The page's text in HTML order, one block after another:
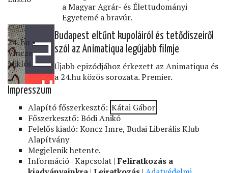
a Magyar Agrár- és Élettudományi
Egyetemé a bravúr.
24․hu •
Vincze
Miklós
Budapest eltűnt kupoláiról és tetődíszeiről
szól az Animatiqua legújabb ﬁlmje
Újabb epizódjához érkezett az Animatiqua és
a 24.hu közös sorozata. Premier.
Impresszum
Alapító főszerkesztő: Kátai Gábor
Főszerkesztő: Bódi Anikó
Felelős kiadó: Koncz Imre, Budai Liberális Klub
Alapítvány
Megjelenik hetente.
Információ | Kapcsolat |Feliratkozás a